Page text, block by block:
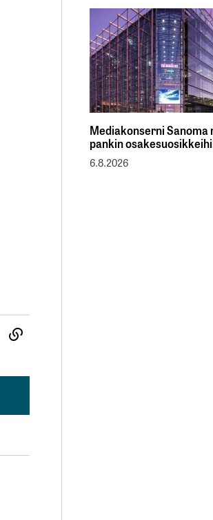
Mediakonserni Sanoma
pankin
6.8.2026